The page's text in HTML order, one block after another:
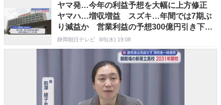
ヤマ発…今年の利益予想を大幅に上方修正
ヤマハ…増収増益 スズキ…年間では7期ぶ
り減益か 営業利益の予想300億円引き下
げ
静岡朝日テレビ 8/5(水) 19:08